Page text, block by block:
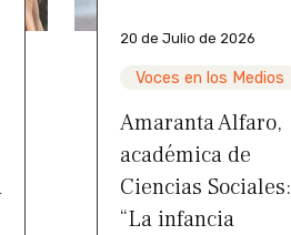
20 de Julio de 2026
Voces en los Medios
Amaranta Alfaro,
académica de
Ciencias Sociales:
“La infancia